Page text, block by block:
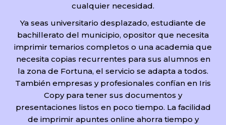
cualquier necesidad.
Ya seas universitario desplazado, estudiante de
bachillerato del municipio, opositor que necesita
imprimir temarios completos o una academia que
necesita copias recurrentes para sus alumnos en
la zona de Fortuna, el servicio se adapta a todos.
También empresas y profesionales confían en Iris
Copy para tener sus documentos y
presentaciones listos en poco tiempo. La facilidad
de imprimir apuntes online ahorra tiempo y